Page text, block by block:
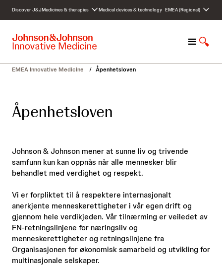
c
Discover J&JMedicines & therapies Medical devices & technology EMEA (Regional)
M
n
S
o
EMEA Innovative Medicine / Åpenhetsloven
Åpenhetsloven
Johnson & Johnson mener at sunne liv og trivende
samfunn kun kan oppnås når alle mennesker blir
behandlet med verdighet og respekt.
Vi er forpliktet til å respektere internasjonalt
anerkjente menneskerettigheter i vår egen drift og
gjennom hele verdikjeden. Vår tilnærming er veiledet av
FN-retningslinjene for næringsliv og
menneskerettigheter og retningslinjene fra
Organisasjonen for økonomisk samarbeid og utvikling for
multinasjonale selskaper.